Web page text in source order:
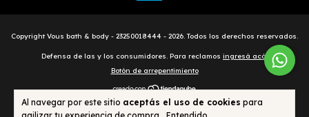
Al navegar por este sitio aceptás el uso de cookies para
Copyright Vous bath & body - 23250018444 - 2026. Todos los derechos reservados.
Defensa de las y los consumidores. Para reclamos ingresá acá.
Botón de arrepentimiento